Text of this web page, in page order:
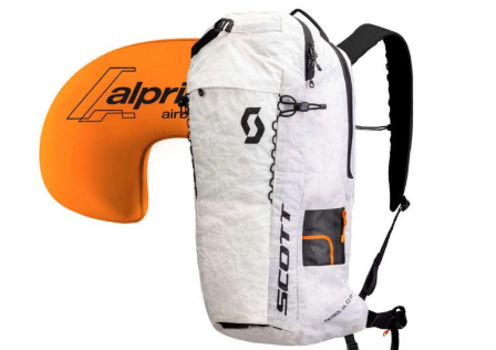
Bildergalerie
springen